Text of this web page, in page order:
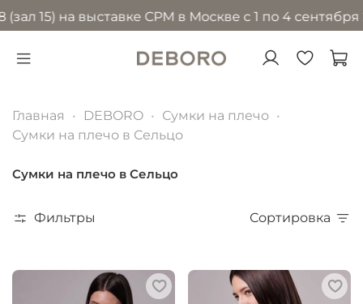
на выставке CPM в Москве с 1 по 4 сентября 2026
Главная DEBORO
Сумки на плечо
Сумки на плечо в Сельцо
Сумки на плечо в Сельцо
Фильтры Сортировка